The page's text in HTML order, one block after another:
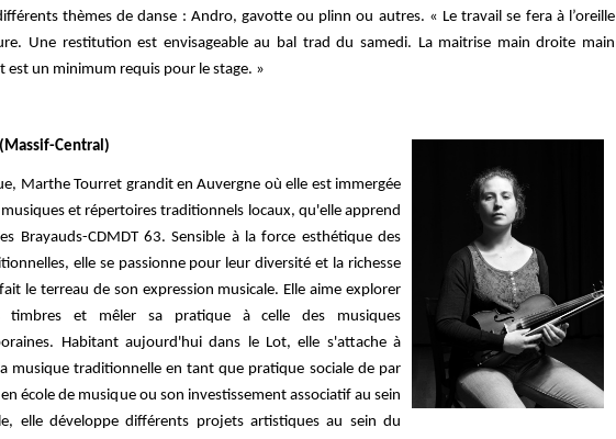
thèmes de danse : Andro, gavotte ou plinn ou autres. « Le travail se fera à l’oreille
Une restitution est envisageable au bal trad du samedi. La maitrise main droite main
est un minimum requis pour le stage. »
Central)
Marthe Tourret grandit en Auvergne où elle est immergée
et répertoires traditionnels locaux, qu'elle apprend
Brayauds-CDMDT 63. Sensible à la force esthétique des
elle se passionne pour leur diversité et la richesse
le terreau de son expression musicale. Elle aime explorer
timbres et mêler sa pratique à celle des musiques
Habitant aujourd'hui dans le Lot, elle s'attache à
musique traditionnelle en tant que pratique sociale de par
école de musique ou son investissement associatif au sein
elle développe différents projets artistiques au sein du